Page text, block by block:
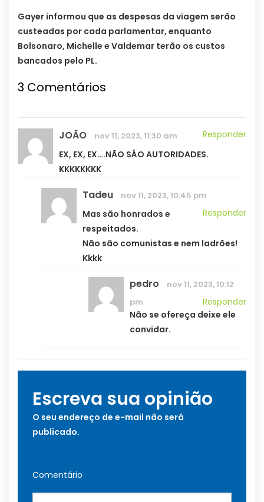
Gayer informou que as despesas da viagem serão
custeadas por cada parlamentar, enquanto
Bolsonaro, Michelle e Valdemar terão os custos
bancados pelo PL.
3 Comentários
JOÃO nov 11, 2023, 11:30 am
Responder
EX, EX, EX….NÃO SÁO AUTORIDADES.
KKKKKKKK
Tadeu nov 11, 2023, 10:45 pm
Responder
Mas são honrados e
respeitados.
Não são comunistas e nem ladrões!
Kkkk
pedro
nov 11, 2023, 10:12
pm
Responder
Não se ofereça deixe ele
convidar.
Escreva sua opinião
O seu endereço de e-mail não será
publicado.
Comentário